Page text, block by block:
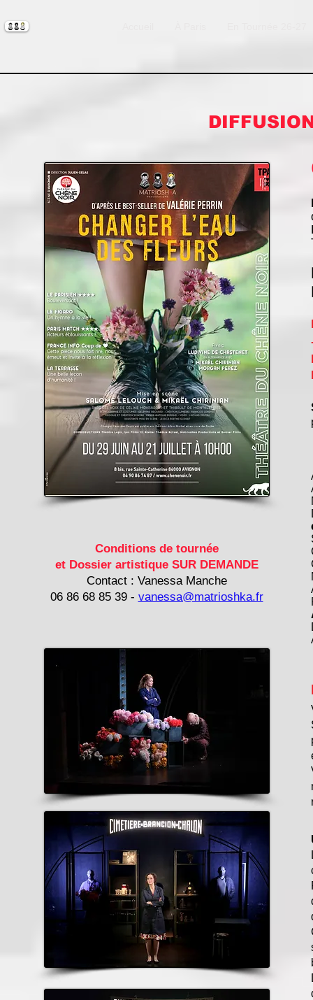
Conditions de tournée
et Dossier artistique SUR DEMANDE
Contact : Vanessa Manche
06 86 68 85 39 - vanessa@matrioshka.fr